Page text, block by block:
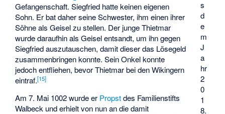
s
d
e
m
J
a
hr
2
0
1
8.
Gefangenschaft. Siegfried hatte keinen eigenen
Sohn. Er bat daher seine Schwester, ihm einen ihrer
Söhne als Geisel zu stellen. Der junge Thietmar
wurde daraufhin als Geisel entsandt, um ihn gegen
Siegfried auszutauschen, damit dieser das Lösegeld
zusammenbringen konnte. Sein Onkel konnte
jedoch entfliehen, bevor Thietmar bei den Wikingern
eintraf.[15]
Am 7. Mai 1002 wurde er Propstdes Familienstifts
Walbeck und erhielt von nun an die damit